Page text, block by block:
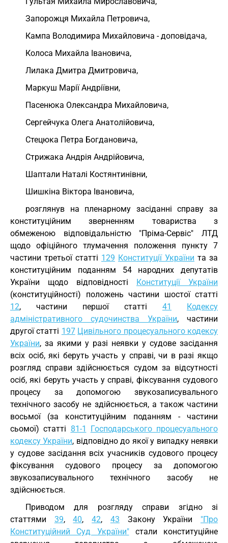
Запорожця Михайла Петровича,
Кампа Володимира Михайловича - доповідача,
Колоса Михайла Івановича,
Лилака Дмитра Дмитровича,
Маркуш Марії Андріївни,
Пасенюка Олександра Михайловича,
Сергейчука Олега Анатолійовича,
Стецюка Петра Богдановича,
Стрижака Андрія Андрійовича,
Шаптали Наталі Костянтинівни,
Шишкіна Віктора Івановича,
розглянув на пленарному засіданні справу за
конституційним зверненням товариства з
обмеженою відповідальністю "Пріма-Сервіс" ЛТД
щодо офіційного тлумачення положення пункту 7
частини третьої статті 129 Конституції України та за
конституційним поданням 54 народних депутатів
України щодо відповідності Конституції України
(конституційності) положень частини шостої статті
12, частини першої статті 41
Кодексу
адміністративного судочинства України, частини
другої статті 197 Цивільного процесуального кодексу
України, за якими у разі неявки у судове засідання
всіх осіб, які беруть участь у справі, чи в разі якщо
розгляд справи здійснюється судом за відсутності
осіб, які беруть участь у справі, фіксування судового
процесу за допомогою звукозаписувального
технічного засобу не здійснюється, а також частини
восьмої (за конституційним поданням - частини
сьомої) статті 81-1
Господарського процесуального
кодексу України, відповідно до якої у випадку неявки
у судове засідання всіх учасників судового процесу
фіксування судового процесу за допомогою
звукозаписувального технічного засобу не
здійснюється.
Приводом для розгляду справи згідно зі
статтями 39,40,42, 43 Закону України "Про
Конституційний Суд України"стали конституційне